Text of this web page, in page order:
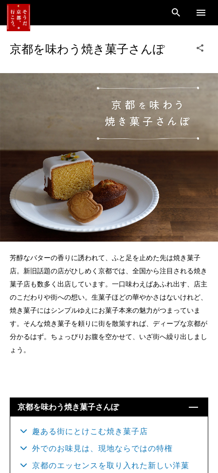
京都を味わう焼き菓子さんぽ
芳醇なバターの香りに誘われて、ふと足を止めた先は焼き菓子
店。新旧話題の店がひしめく京都では、全国から注目される焼き
菓子店も数多く出店しています。一口味わえばあふれ出す、店主
のこだわりや街への想い。生菓子ほどの華やかさはないけれど、
焼き菓子にはシンプルゆえにお菓子本来の魅力がつまっていま
す。そんな焼き菓子を頼りに街を散策すれば、ディープな京都が
分かるはず。ちょっぴりお腹を空かせて、いざ街へ繰り出しまし
ょう。
京都を味わう焼き菓子さんぽ
趣ある街にとけこむ焼き菓子店
外でのお味見は、現地ならではの特権
京都のエッセンスを取り入れた新しい洋菓